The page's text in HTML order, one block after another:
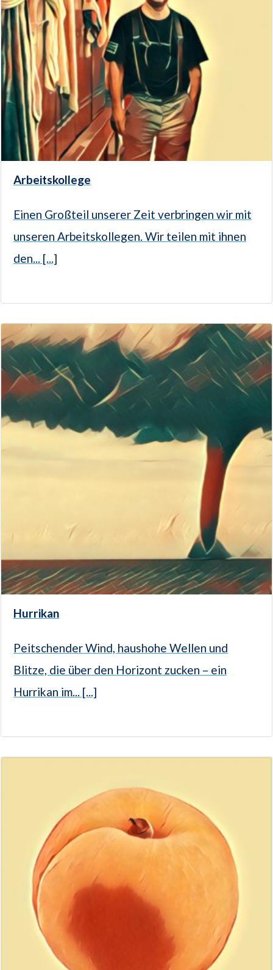
Arbeitskollege
Einen Großteil unserer Zeit verbringen wir mit
unseren Arbeitskollegen. Wir teilen mit ihnen
den... [...]
Hurrikan
Peitschender Wind, haushohe Wellen und
Blitze, die über den Horizont zucken – ein
Hurrikan im... [...]